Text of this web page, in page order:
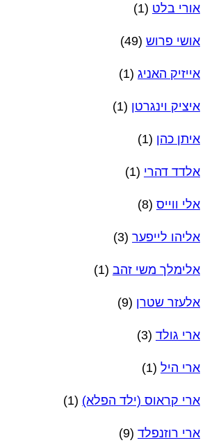
אורי בלט (1)
אושי פרוש (49)
אייזיק האניג (1)
איציק וינגרטן (1)
איתן כהן (1)
אלדד דהרי (1)
אלי ווייס (8)
אליהו לייפער (3)
אלימלך משי זהב (1)
אלעזר שטרן (9)
ארי גולד (3)
ארי היל (1)
ארי קראוס (ילד הפלא) (1)
ארי רוזנפלד (9)